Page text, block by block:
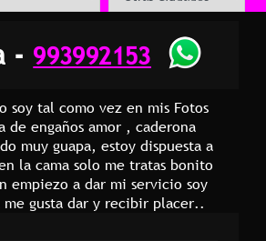
- 993992153
soy tal como vez en mis Fotos
de engaños amor , caderona
muy guapa, estoy dispuesta a
la cama solo me tratas bonito
empiezo a dar mi servicio soy
gusta dar y recibir placer..